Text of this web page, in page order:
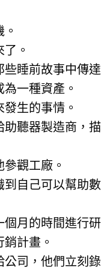
。
睡前故事中傳
一種資產。
生的事情。
助聽器製造商，
觀工廠。
到自己可以幫助
個月的時間進行
計畫。
司，他們立刻錄